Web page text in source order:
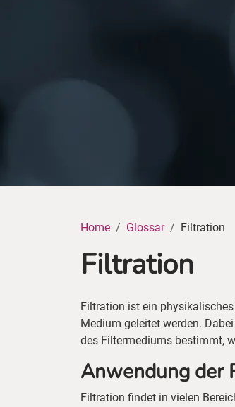
Home Glossar Filtration
Filtration
Filtration ist ein
Medium geleitet werden.
des Filtermediums bestimmt,
Anwendung der
Filtration findet in vielen